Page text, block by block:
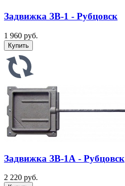
Задвижка ЗВ-1 - Рубцовск
1 960 руб.
Задвижка ЗВ-1А - Рубцовск
2 220 руб.